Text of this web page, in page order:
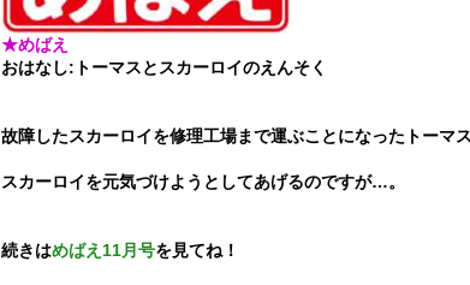
★めばえ
おはなし:トーマスとスカーロイのえんそく
故障したスカーロイを修理工場まで運ぶことになったトーマ
スカーロイを元気づけようとしてあげるのですが…。
続きはめばえ11月号を見てね！